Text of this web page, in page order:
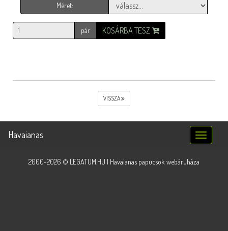
Méret:
pár KOSÁRBA TESZ
VISSZA
Toggle
navigation
Havaianas
2000-2026 © LEGATUM.HU | Havaianas papucsok webáruháza